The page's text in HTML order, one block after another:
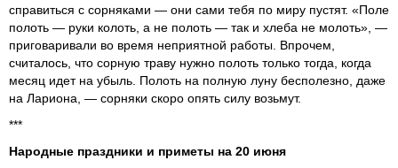
справиться с сорняками — они сами тебя по миру пустят. «Поле
полоть — руки колоть, а не полоть — так и хлеба не молоть», —
приговаривали во время неприятной работы. Впрочем,
считалось, что сорную траву нужно полоть только тогда, когда
месяц идет на убыль. Полоть на полную луну бесполезно, даже
на Лариона, — сорняки скоро опять силу возьмут.
***
Народные праздники и приметы на 20 июня